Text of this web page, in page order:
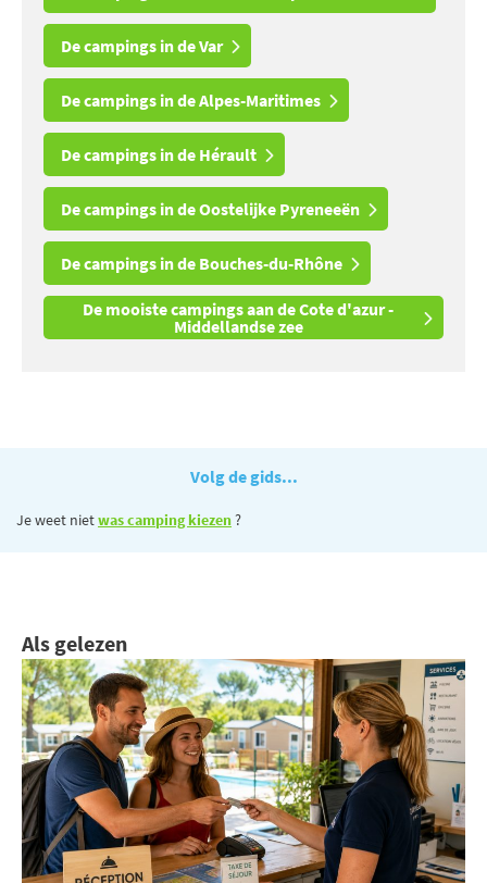
De campings in de Var
De campings in de Alpes-Maritimes
De campings in de Hérault
De campings in de Oostelijke Pyreneeën
De campings in de Bouches-du-Rhône
De mooiste campings aan de Cote d'azur -
Middellandse zee
Volg de gids...
Je weet nietwas camping kiezen?
Als gelezen